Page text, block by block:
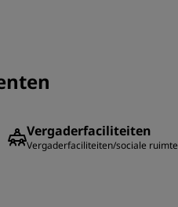
Vergaderfaciliteiten
Vergaderfaciliteiten/sociale ruimte